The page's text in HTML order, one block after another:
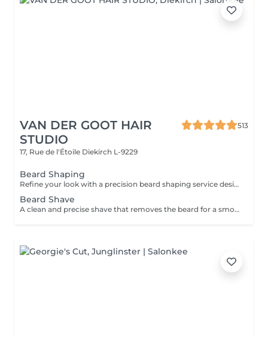
VAN DER GOOT HAIR
STUDIO
513
17, Rue de l'Étoile Diekirch L-9229
Beard Shaping
Refine your look with a precision beard shaping service designed to keep your beard clean, balanced, and well-defined. This service focuses on detailed trimming, shaping, and precise line work to enhance your natural facial structure and create a sharp, polished finish.
Beard Shave
A clean and precise shave that removes the beard for a smooth, refreshed finish. Your skin is left soft, clean, and perfectly groomed.